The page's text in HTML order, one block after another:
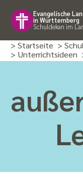
Evangelische
in Württemberg
Schuldekan im
> Startseite >
> Unterrichtsideen